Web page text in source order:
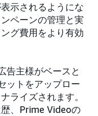
示されるようにな
ペーンの管理と実
グ費用をより有効
告主様がベースと
ットをアップロー
ライズされます。
、Prime Videoの